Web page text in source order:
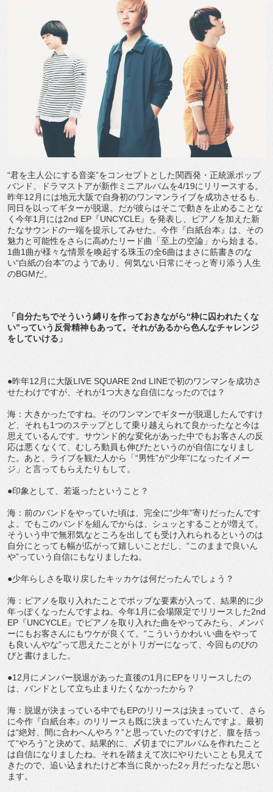
“君を主人公にする音楽”をコンセプトとした関西発・正統派ポップ
バンド、ドラマストアが新作ミニアルバムを4/19にリリースする。
昨年12月には地元大阪で自身初のワンマンライブを成功させるも、
同日を以ってギターが脱退。だが彼らはそこで動きを止めることな
く今年1月には2nd EP『UNCYCLE』を発表し、ピアノを加えた新
たなサウンドの一端を提示してみせた。今作『白紙台本』は、その
魅力と可能性をさらに高めたリード曲「至上の空論」から始まる。
1曲1曲が様々な情景を喚起する珠玉の全6曲はまさに筋書きのな
い“白紙の台本”のようであり、何気ない日常にそっと寄り添う人生
のBGMだ。
「自分たちでそういう縛りを作っておきながら“枠に囚われたくな
い”っていう反骨精神もあって。それがあるから色んなチャレンジ
をしていける」
●昨年12月に大阪LIVE SQUARE 2nd LINEで初のワンマンを成功さ
せたわけですが、それが1つ大きな自信になったのでは？
海：大きかったですね。そのワンマンでギターが脱退したんですけ
ど、それも1つのステップとして乗り越えられて良かったなと今は
思えているんです。サウンド的な変化があった中でもお客さんの反
応は悪くなくて、むしろ動員も伸びたというのが自信になりまし
た。あと、ライブを観た人から「“男性”が“少年”になったイメー
ジ」と言ってもらえたりもして。
●印象として、若返ったということ？
海：前のバンドをやっていた頃は、完全に“少年”寄りだったんです
よ。でもこのバンドを組んでからは、シュッとすることが増えて。
そういう中で無邪気なところを出しても受け入れられるというのは
自分にとっても幅が広がって嬉しいことだし、“このままで良いん
や”っていう自信にもなりましたね。
●少年らしさを取り戻したキッカケは何だったんでしょう？
海：ピアノを取り入れたことでポップな要素が入って、結果的に少
年っぽくなったんですよね。今年1月に会場限定でリリースした2nd
EP『UNCYCLE』でピアノを取り入れた曲をやってみたら、メンバ
ーにもお客さんにもウケが良くて。“こういうかわいい曲をやって
も良いんやな”って思えたことがトリガーになって、今回ものびの
びと書けました。
●12月にメンバー脱退があった直後の1月にEPをリリースしたの
は、バンドとして立ち止まりたくなかったから？
海：脱退が決まっている中でもEPのリリースは決まっていて、さら
に今作『白紙台本』のリリースも既に決まっていたんですよ。最初
は“絶対、間に合わへんやろ？”と思っていたのですけど、腹を括っ
て“やろう”と決めて。結果的に、〆切までにアルバムを作れたこと
は自信になりましたね。それを踏まえて次にやりたいことも見えて
きたので、追い込まれたけど本当に良かった2ヶ月だったなと思い
ます。